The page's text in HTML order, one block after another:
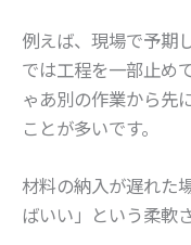
例えば、現場で予期
では工程を一部止め
ゃあ別の作業から先
ことが多いです。
材料の納入が遅れた
ばいい」という柔軟